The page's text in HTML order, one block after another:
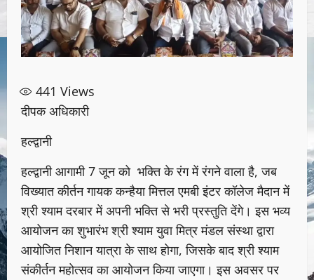
441 Views
दीपक अधिकारी
हल्द्वानी
हल्द्वानी आगामी 7 जून को भक्ति के रंग में रंगने वाला है, जब
विख्यात कीर्तन गायक कन्हैया मित्तल एमबी इंटर कॉलेज मैदान में
श्री श्याम दरबार में अपनी भक्ति से भरी प्रस्तुति देंगे। इस भव्य
आयोजन का शुभारंभ श्री श्याम युवा मित्र मंडल संस्था द्वारा
आयोजित निशान यात्रा के साथ होगा, जिसके बाद श्री श्याम
संकीर्तन महोत्सव का आयोजन किया जाएगा। इस अवसर पर